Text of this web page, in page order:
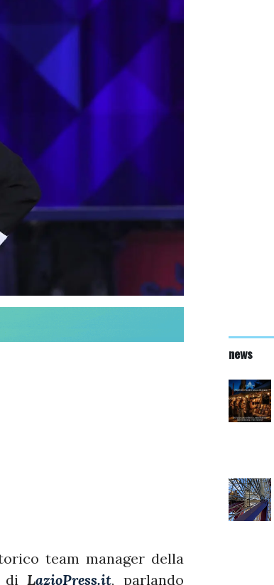
team manager della
di LazioPress.it, parlando
news